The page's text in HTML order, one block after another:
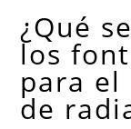
¿Qué
los
para
de